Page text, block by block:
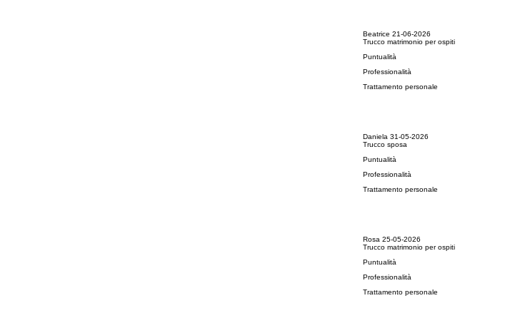
Beatrice 21-06-2026
Trucco matrimonio per ospiti
Puntualità
Professionalità
Trattamento personale
Daniela 31-05-2026
Trucco sposa
Puntualità
Professionalità
Trattamento personale
Rosa 25-05-2026
Trucco matrimonio per ospiti
Puntualità
Professionalità
Trattamento personale